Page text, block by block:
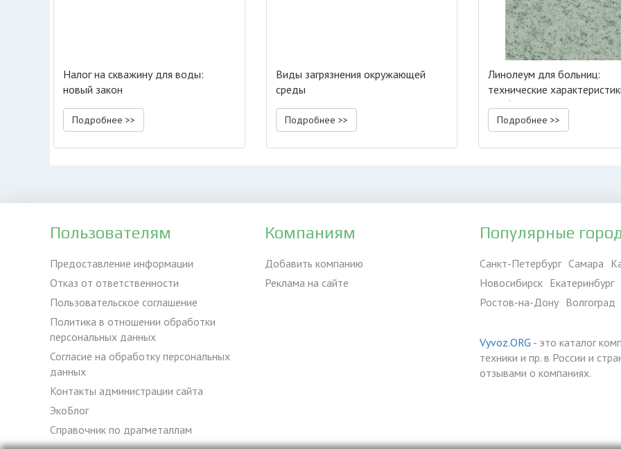
Налог на скважину для воды:
новый закон
Подробнее >>
Виды загрязнения окружающей
среды
Подробнее >>
Линолеум для больниц:
технические
особенности эксплуатации
Подробнее >>
Пользователям
Предоставление информации
Отказ от ответственности
Пользовательское соглашение
Политика в отношении обработки
персональных данных
Согласие на обработку персональных
данных
Контакты администрации сайта
ЭкоБлог
Справочник по драгметаллам
Компаниям
Добавить компанию
Реклама на сайте
Популярные
Санкт-Петербург Самара
Новосибирск Екатеринбург
Ростов-на-Дону Волгоград
Vyvoz.ORG - это каталог
техники и пр. в России и
отзывами о компаниях.